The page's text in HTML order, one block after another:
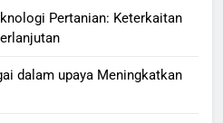
Pertanian: Keterkaitan
dalam upaya Meningkatkan